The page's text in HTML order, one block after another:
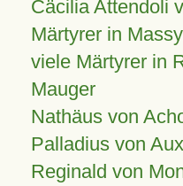
Cäcilia Attendoli
Märtyrer in
viele Märtyrer in
Mauger
Nathäus von
Palladius von
Reginald von